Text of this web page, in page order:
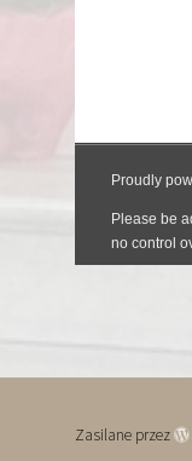
Zasilane przez